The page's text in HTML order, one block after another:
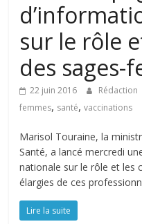
famille
sur le rôle
des sages-
22 juin 2016 Rédaction
femmes, santé,vaccinations
Marisol Touraine, la
Santé, a lancé mercredi
nationale sur le rôle et les
élargies de ces
Lire la suite